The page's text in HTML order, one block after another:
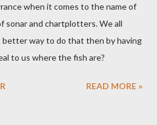
when it comes to the name of
sonar and chartplotters. We all
way to do that then by having
to us where the fish are?
READ MORE »